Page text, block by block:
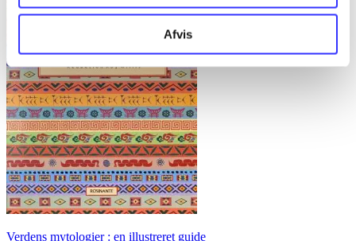
Afvis
Verdens mytologier : en illustreret guide